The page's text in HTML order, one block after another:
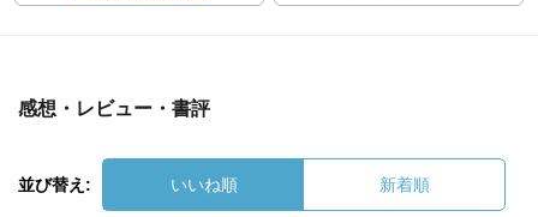
感想・レビュー・書評
並び替え: いいね順 新着順